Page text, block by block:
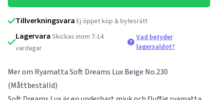
Tillverkningsvara Ej öppet köp & bytesrätt
Lagervara Skickas inom 7-14
vardagar
Vad betyder
lagersaldot?
Mer om Ryamatta Soft Dreams Lux Beige No.230
(Måttbeställd)